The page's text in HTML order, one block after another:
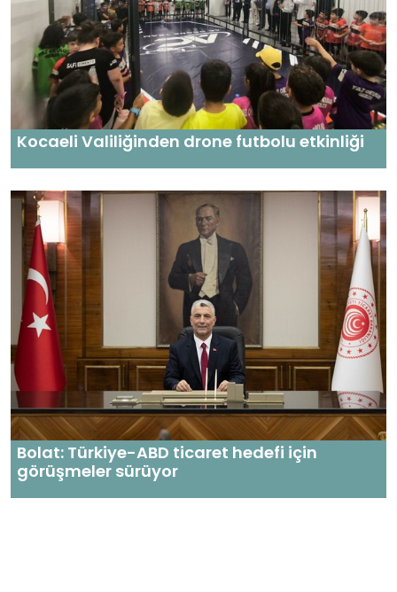
Kocaeli Valiliğinden drone futbolu etkinliği
Bolat: Türkiye-ABD ticaret hedefi için
görüşmeler sürüyor